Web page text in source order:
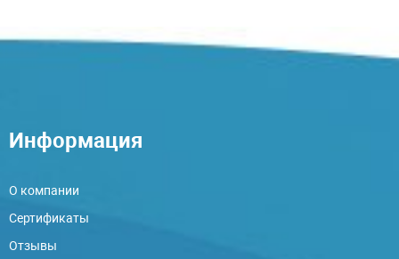
Информация
О компании
Сертификаты
Отзывы